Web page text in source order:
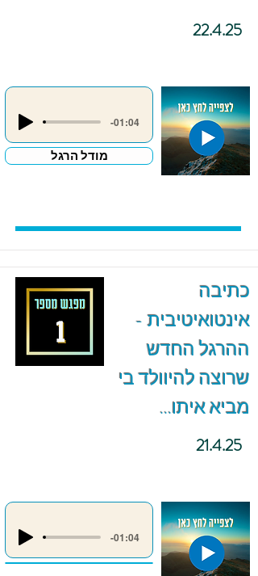
22.4.25
-01:04
מודל הרגל
כתיבה
אינטואיטיבית -
ההרגל החדש
שרוצה להיוולד בי
מביא איתו...
21.4.25
-01:04